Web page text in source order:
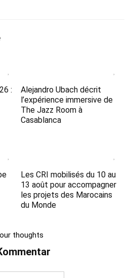
:
Alejandro Ubach décrit
l’expérience immersive de
The Jazz Room à
Casablanca
Les CRI mobilisés du 10 au
13 août pour accompagner
les projets des Marocains
du Monde
thoughts